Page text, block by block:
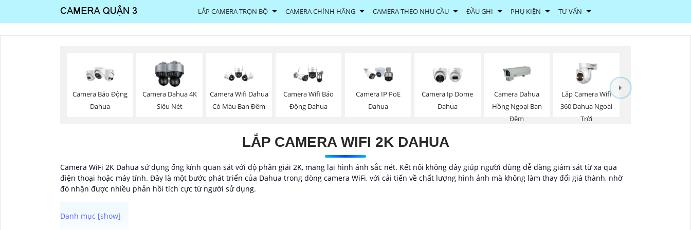
LẮP CAMERA TRỌN BỘ CAMERA CHÍNH HÃNG CAMERA THEO NHU CẦU ĐẦU GHI PHỤ KIỆN TƯ VẤN
Camera Báo Động
Dahua
Camera Dahua 4K
Siêu Nét
Camera Wifi Dahua
Có Màu Ban Đêm
Camera Wifi Báo
Động Dahua
Camera IP PoE
Dahua
Camera Ip Dome
Dahua
Camera Dahua
Hồng Ngoại Ban
Đêm
Lắp Camera Wifi
360 Dahua Ngoài
Trời
LẮP CAMERA WIFI 2K DAHUA
Camera WiFi 2K Dahua sử dụng ống kính quan sát với độ phân giải 2K, mang lại hình ảnh sắc nét. Kết nối không dây giúp người dùng dễ dàng giám sát từ xa qua
điện thoại hoặc máy tính. Đây là một bước phát triển của Dahua trong dòng camera WiFi, với cải tiến về chất lượng hình ảnh mà không làm thay đổi giá thành, nhờ
đó nhận được nhiều phản hồi tích cực từ người sử dụng.